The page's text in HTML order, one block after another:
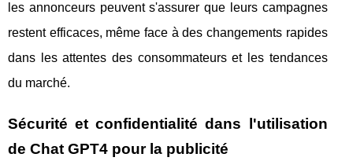
les annonceurs peuvent s'assurer que leurs campagnes
restent efficaces, même face à des changements rapides
dans les attentes des consommateurs et les tendances
du marché.
Sécurité et confidentialité dans l'utilisation
de Chat GPT4 pour la publicité